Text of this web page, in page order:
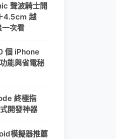
聲波騎士開
4.5cm 越
次看
個 iPhone
能與省電秘
終極指
開發神器
模擬器推薦